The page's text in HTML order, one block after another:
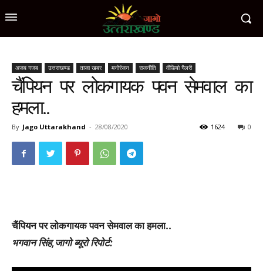
अजब गजब उत्तराखण्ड ताजा खबर मनोरंजन राजनीति वीडियो गैलरी
चैंपियन पर लोकगायक पवन सेमवाल का
हमला..
By Jago Uttarakhand - 28/08/2020 0
1624
चैंपियन पर लोकगायक पवन सेमवाल का हमला..
भगवान सिंह,जागो ब्यूरो रिपोर्ट: